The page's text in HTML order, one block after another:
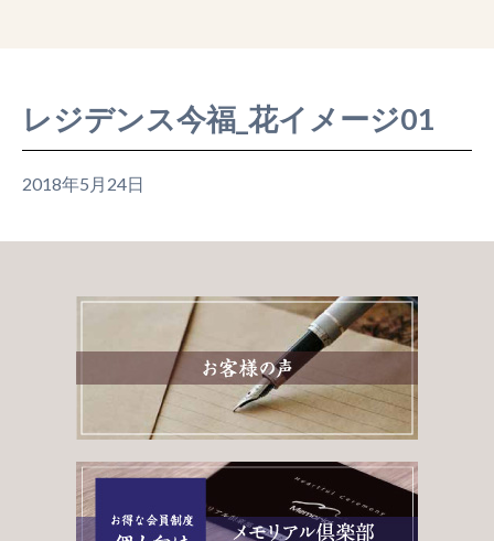
レジデンス今福_花イメージ01
2018年5月24日